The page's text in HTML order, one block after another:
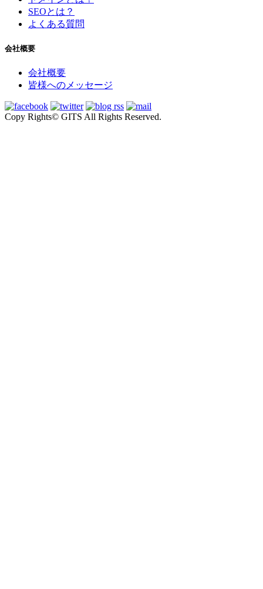
SEOとは？
よくある質問
会社概要
会社概要
皆様へのメッセージ
Copy Rights© GITS All Rights Reserved.